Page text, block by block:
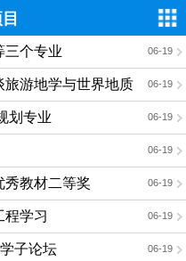
06-19
三个专业
06-19
旅游地学与世界地质
06-19
划专业
06-19
06-19
秀教材二等奖
06-19
程学习
06-19
子论坛